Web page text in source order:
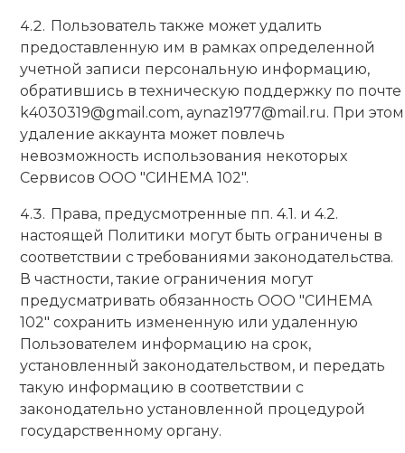
Пользователь также может удалить
предоставленную им в рамках определенной
учетной записи персональную информацию,
обратившись в техническую поддержку по почте
k4030319@gmail.com, aynaz1977@mail.ru. При этом
удаление аккаунта может повлечь
невозможность использования некоторых
Сервисов ООО "СИНЕМА 102".
Права, предусмотренные пп. 4.1. и 4.2.
настоящей Политики могут быть ограничены в
соответствии с требованиями законодательства.
В частности, такие ограничения могут
предусматривать обязанность ООО "СИНЕМА
102" сохранить измененную или удаленную
Пользователем информацию на срок,
установленный законодательством, и передать
такую информацию в соответствии с
законодательно установленной процедурой
государственному органу.